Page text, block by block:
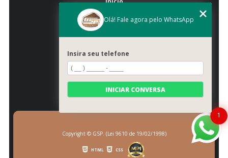
Quem somos
Galeria
Categorias
Contato
Mapa do site
Copyright © GSP. (Lei 9610 de 19/02/1998)
HTML CSS
1
Olá! Fale agora pelo WhatsApp
Insira seu telefone
INICIAR CONVERSA